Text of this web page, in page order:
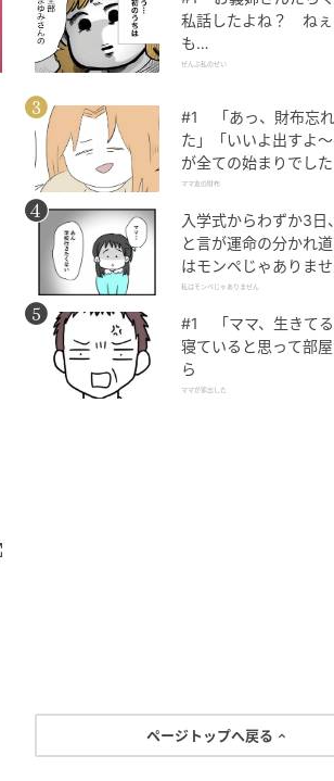
私話したよね？ ねぇ
も…
ぜんぶ私のせい
#1 「あっ、財布忘
た」「いいよ出すよ
が全ての始まりでした
ママ友の財布
入学式からわずか3日
と言が運命の分かれ
はモンペじゃありませ
私はモンペじゃありません
#1 「ママ、生きてる
寝ていると思って部
ら
ママが家出した
ページトップへ戻る